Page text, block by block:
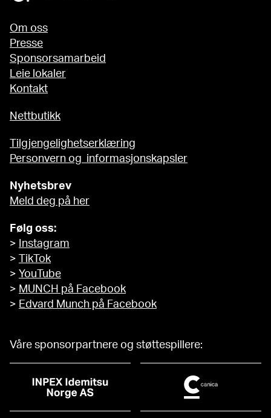
Om oss
Presse
Sponsorsamarbeid
Leie lokaler
Kontakt
Nettbutikk
Tilgjengelighetserklæring
Personvern og informasjonskapsler
Nyhetsbrev
Meld deg på her
Følg oss:
>
Instagram
>
TikTok
> YouTube
> MUNCH på Facebook
> Edvard Munch på Facebook
Våre sponsorpartnere og støttespillere: